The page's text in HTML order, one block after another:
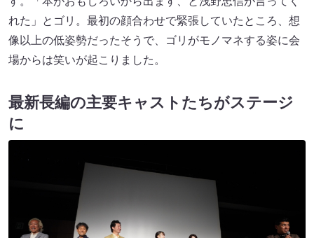
れた」とゴリ。最初の顔合わせで緊張していたところ、想
像以上の低姿勢だったそうで、ゴリがモノマネする姿に会
場からは笑いが起こりました。
最新長編の主要キャストたちがステージ
に